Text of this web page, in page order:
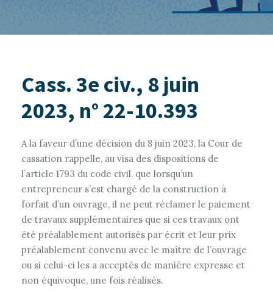
Cass. 3e civ., 8 juin
2023, n° 22-10.393
A la faveur d’une décision du 8 juin 2023, la Cour de
cassation rappelle, au visa des dispositions de
l’article 1793 du code civil, que lorsqu’un
entrepreneur s’est chargé de la construction à
forfait d’un ouvrage, il ne peut réclamer le paiement
de travaux supplémentaires que si ces travaux ont
été préalablement autorisés par écrit et leur prix
préalablement convenu avec le maître de l’ouvrage
ou si celui-ci les a acceptés de manière expresse et
non équivoque, une fois réalisés.